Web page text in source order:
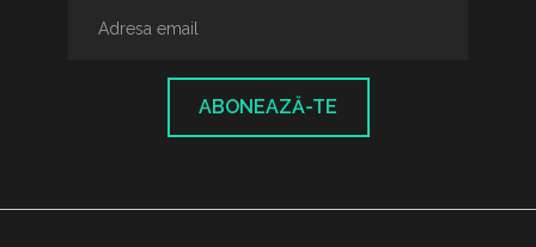
ABONEAZĂ-TE